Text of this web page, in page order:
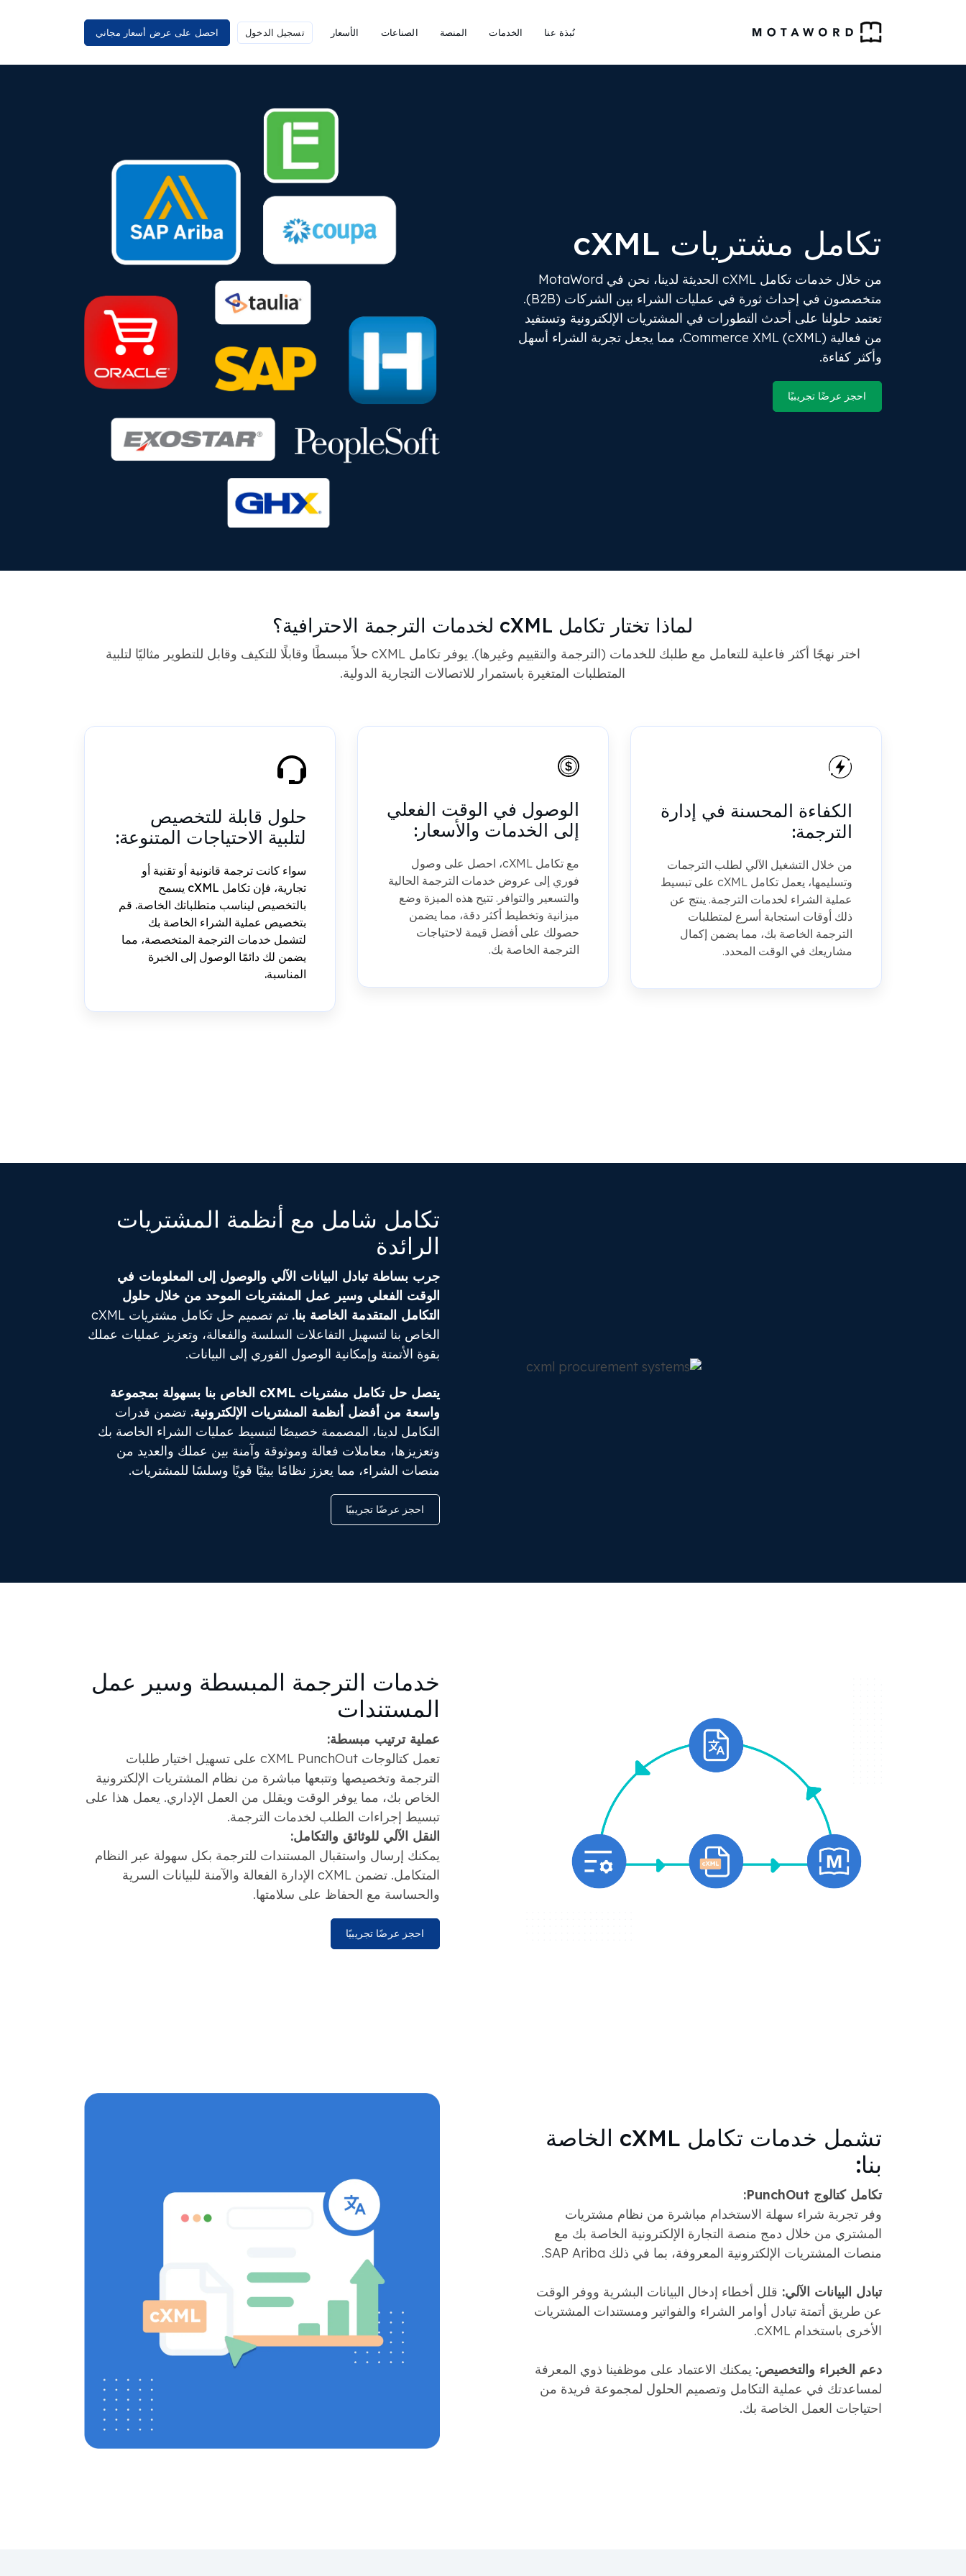
نُبذة عنا الخدمات المنصة الصناعات الأسعار تسجيل الدخول احصل على عرض أسعار مجاني
تكامل مشتريات cXML
من خلال خدمات تكامل cXML الحديثة لدينا، نحن في MotaWord
متخصصون في إحداث ثورة في عمليات الشراء بين الشركات (B2B).
تعتمد حلولنا على أحدث التطورات في المشتريات الإلكترونية وتستفيد
من فعالية Commerce XML (cXML)، مما يجعل تجربة الشراء أسهل
وأكثر كفاءة.
احجز عرضًا تجريبيًا
لماذا تختار تكامل cXML لخدمات الترجمة الاحترافية؟
اختر نهجًا أكثر فاعلية للتعامل مع طلبك للخدمات (الترجمة والتقييم وغيرها). يوفر تكامل cXML حلاً مبسطًا وقابلًا للتكيف وقابل للتطوير مثاليًا لتلبية
المتطلبات المتغيرة باستمرار للاتصالات التجارية الدولية.
الكفاءة المحسنة في إدارة
الترجمة:
من خلال التشغيل الآلي لطلب الترجمات
وتسليمها، يعمل تكامل cXML على تبسيط
عملية الشراء لخدمات الترجمة. ينتج عن
ذلك أوقات استجابة أسرع لمتطلبات
الترجمة الخاصة بك، مما يضمن إكمال
مشاريعك في الوقت المحدد.
الوصول في الوقت الفعلي
إلى الخدمات والأسعار:
مع تكامل cXML، احصل على وصول
فوري إلى عروض خدمات الترجمة الحالية
والتسعير والتوافر. تتيح هذه الميزة وضع
ميزانية وتخطيط أكثر دقة، مما يضمن
حصولك على أفضل قيمة لاحتياجات
الترجمة الخاصة بك.
حلول قابلة للتخصيص
لتلبية الاحتياجات المتنوعة:
سواء كانت ترجمة قانونية أو تقنية أو
تجارية، فإن تكامل cXML يسمح
بالتخصيص ليناسب متطلباتك الخاصة. قم
بتخصيص عملية الشراء الخاصة بك
لتشمل خدمات الترجمة المتخصصة، مما
يضمن لك دائمًا الوصول إلى الخبرة
المناسبة.
تكامل شامل مع أنظمة المشتريات
الرائدة
جرب بساطة تبادل البيانات الآلي والوصول إلى المعلومات في
الوقت الفعلي وسير عمل المشتريات الموحد من خلال حلول
التكامل المتقدمة الخاصة بنا.
تم تصميم حل تكامل مشتريات cXML
الخاص بنا لتسهيل التفاعلات السلسة والفعالة، وتعزيز عمليات عملك
بقوة الأتمتة وإمكانية الوصول الفوري إلى البيانات.
يتصل حل تكامل مشتريات cXML الخاص بنا بسهولة بمجموعة
واسعة من أفضل أنظمة المشتريات الإلكترونية.تضمن قدرات
التكامل لدينا، المصممة خصيصًا لتبسيط عمليات الشراء الخاصة بك
وتعزيزها، معاملات فعالة وموثوقة وآمنة بين عملك والعديد من
منصات الشراء، مما يعزز نظامًا بيئيًا قويًا وسلسًا للمشتريات.
احجز عرضًا تجريبيًا
خدمات الترجمة المبسطة وسير عمل
المستندات
عملية ترتيب مبسطة:
تعمل كتالوجات cXML PunchOut على تسهيل اختيار طلبات
الترجمة وتخصيصها وتتبعها مباشرة من نظام المشتريات الإلكترونية
الخاص بك، مما يوفر الوقت ويقلل من العمل الإداري. يعمل هذا على
تبسيط إجراءات الطلب لخدمات الترجمة.
النقل الآلي للوثائق والتكامل:
يمكنك إرسال واستقبال المستندات للترجمة بكل سهولة عبر النظام
المتكامل. تضمن cXML الإدارة الفعالة والآمنة للبيانات السرية
والحساسة مع الحفاظ على سلامتها.
احجز عرضًا تجريبيًا
تشمل خدمات تكامل cXML الخاصة
بنا:
تكامل كتالوج PunchOut:
وفر تجربة شراء سهلة الاستخدام مباشرة من نظام مشتريات
المشتري من خلال دمج منصة التجارة الإلكترونية الخاصة بك مع
منصات المشتريات الإلكترونية المعروفة، بما في ذلك SAP Ariba.
تبادل البيانات الآلي: قلل أخطاء إدخال البيانات البشرية ووفر الوقت
عن طريق أتمتة تبادل أوامر الشراء والفواتير ومستندات المشتريات
الأخرى باستخدام cXML.
دعم الخبراء والتخصيص: يمكنك الاعتماد على موظفينا ذوي المعرفة
لمساعدتك في عملية التكامل وتصميم الحلول لمجموعة فريدة من
احتياجات العمل الخاصة بك.